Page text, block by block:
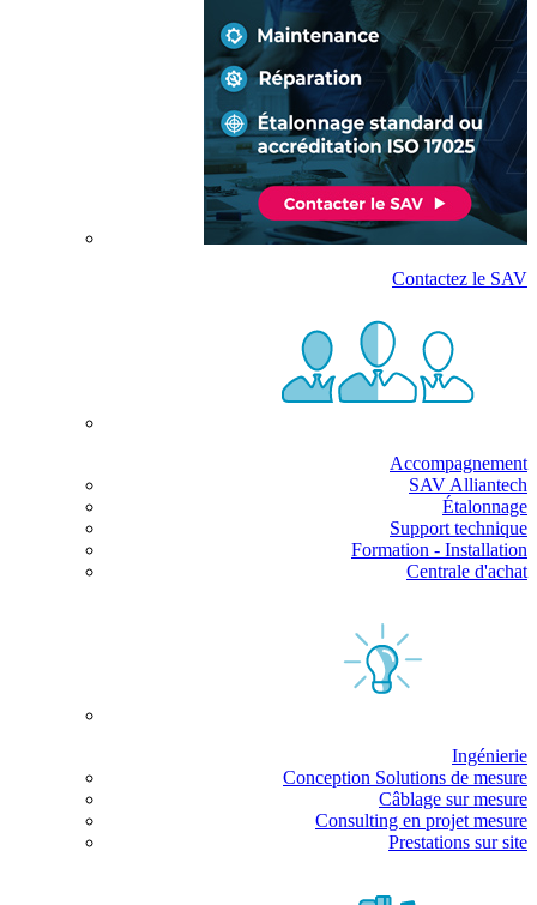
Contactez le SAV
Accompagnement
SAV Alliantech
Étalonnage
Support technique
Formation - Installation
Centrale d'achat
Ingénierie
Conception Solutions de mesure
Câblage sur mesure
Consulting en projet mesure
Prestations sur site